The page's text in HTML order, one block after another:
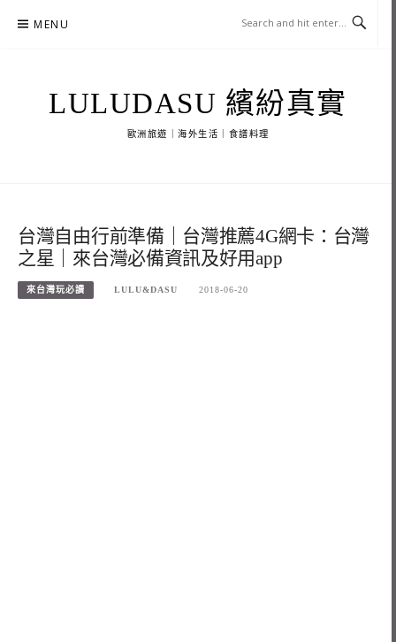
MENU
LULUDASU 繽紛真實
歐洲旅遊｜海外生活｜食譜料理
台灣自由行前準備｜台灣推薦4G網卡：台灣
之星｜來台灣必備資訊及好用app
來台灣玩必讀 LULU&DASU 2018-06-20